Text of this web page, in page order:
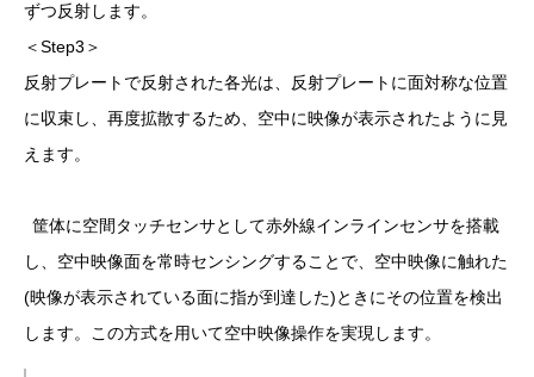
ずつ反射します。
＜Step3＞
反射プレートで反射された各光は、反射プレートに面対称な位置
に収束し、再度拡散するため、空中に映像が表示されたように見
えます。
筐体に空間タッチセンサとして赤外線インラインセンサを搭載
し、空中映像面を常時センシングすることで、空中映像に触れた
(映像が表示されている面に指が到達した)ときにその位置を検出
します。この方式を用いて空中映像操作を実現します。